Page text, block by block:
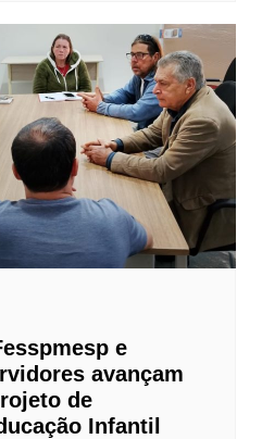
e
avançam
de
Infantil